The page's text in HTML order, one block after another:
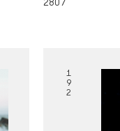
2807
1
9
2